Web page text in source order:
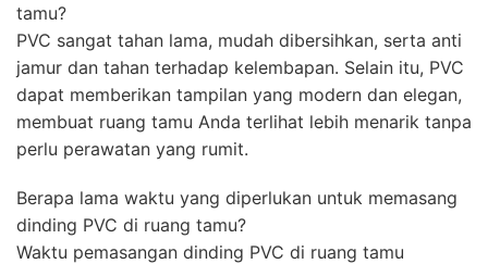
tamu?
PVC sangat tahan lama, mudah dibersihkan, serta anti
jamur dan tahan terhadap kelembapan. Selain itu, PVC
dapat memberikan tampilan yang modern dan elegan,
membuat ruang tamu Anda terlihat lebih menarik tanpa
perlu perawatan yang rumit.
Berapa lama waktu yang diperlukan untuk memasang
dinding PVC di ruang tamu?
Waktu pemasangan dinding PVC di ruang tamu